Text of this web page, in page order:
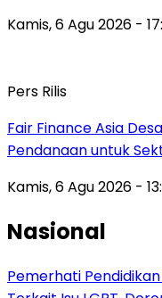
Kamis, 6 Agu 2026 -
Pers Rilis
Fair Finance Asia
Pendanaan untuk
Kamis, 6 Agu 2026 -
Nasional
Pemerhati